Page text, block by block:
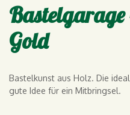
Gold
Bastelkunst aus Holz. Die
gute Idee für ein Mitbringsel.